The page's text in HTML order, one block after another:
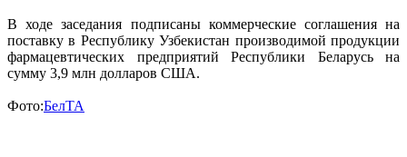
В ходе заседания подписаны коммерческие соглашения на
поставку в Республику Узбекистан производимой продукции
фармацевтических предприятий Республики Беларусь на
сумму 3,9 млн долларов США.
Фото:БелТА